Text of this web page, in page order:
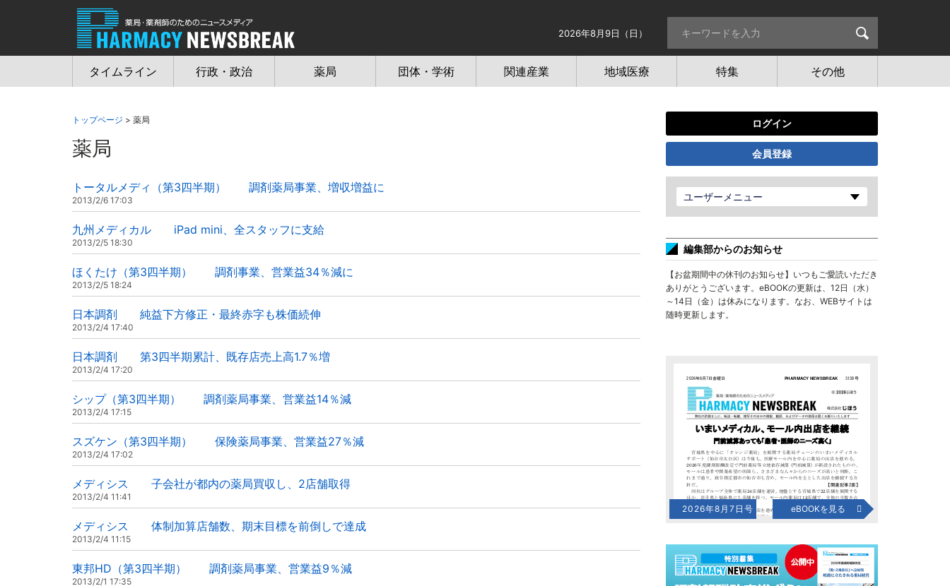
2026年8月9日（日）
タイムライン 行政・政治 薬局 団体・学術 関連産業 地域医療 特集 その他
トップページ > 薬局
薬局
トータルメディ（第3四半期） 調剤薬局事業、増収増益に
2013/2/6 17:03
九州メディカル iPad mini、全スタッフに支給
2013/2/5 18:30
ほくたけ（第3四半期） 調剤事業、営業益34％減に
2013/2/5 18:24
日本調剤 純益下方修正・最終赤字も株価続伸
2013/2/4 17:40
日本調剤 第3四半期累計、既存店売上高1.7％増
2013/2/4 17:20
シップ（第3四半期） 調剤薬局事業、営業益14％減
2013/2/4 17:15
スズケン（第3四半期） 保険薬局事業、営業益27％減
2013/2/4 17:02
メディシス 子会社が都内の薬局買収し、2店舗取得
2013/2/4 11:41
メディシス 体制加算店舗数、期末目標を前倒しで達成
2013/2/4 11:15
東邦HD（第3四半期） 調剤薬局事業、営業益9％減
2013/2/1 17:35
ログイン
会員登録
ユーザーメニュー
編集部からのお知らせ
【お盆期間中の休刊のお知らせ】いつもご愛読いただき
ありがとうございます。eBOOKの更新は、12日（水）
～14日（金）は休みになります。なお、WEBサイトは
随時更新します。
2026年8月7日号 eBOOKを見る